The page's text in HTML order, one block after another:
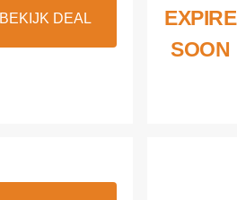
BEKIJK DEAL
EXPIRE
SOON